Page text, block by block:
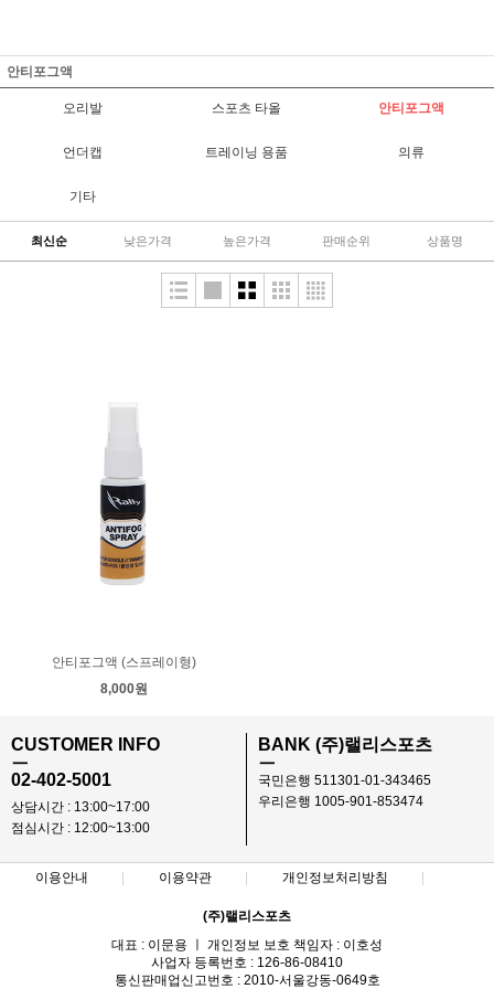
안티포그액
오리발 스포츠 타올 안티포그액
언더캡 트레이닝 용품 의류
기타
최신순 낮은가격 높은가격 판매순위 상품명
안티포그액 (스프레이형)
8,000원
CUSTOMER INFO
ㅡ
02-402-5001
상담시간 : 13:00~17:00
점심시간 : 12:00~13:00
BANK (주)랠리스포츠
ㅡ
국민은행 511301-01-343465
우리은행 1005-901-853474
이용안내 이용약관 개인정보처리방침
(주)랠리스포츠
대표 : 이문용 ㅣ 개인정보 보호 책임자 : 이호성
사업자 등록번호 : 126-86-08410
통신판매업신고번호 : 2010-서울강동-0649호